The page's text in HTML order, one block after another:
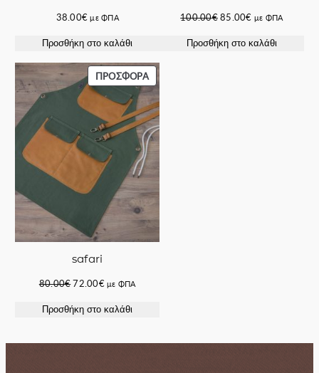
38.00€ με ΦΠΑ
Προσθήκη στο καλάθι
100.00€Original
was:
85.00€ Η
τιμή
με ΦΠΑ
Προσθήκη στο καλάθι
ΠΡΟΣΦΟΡΆΠΡΟΪΌΝ
ΣΕ
ΠΡΟΣΦΟΡΆ
safari
80.00€Original
was:
72.00€Η
τιμή
με ΦΠΑ
Προσθήκη στο καλάθι